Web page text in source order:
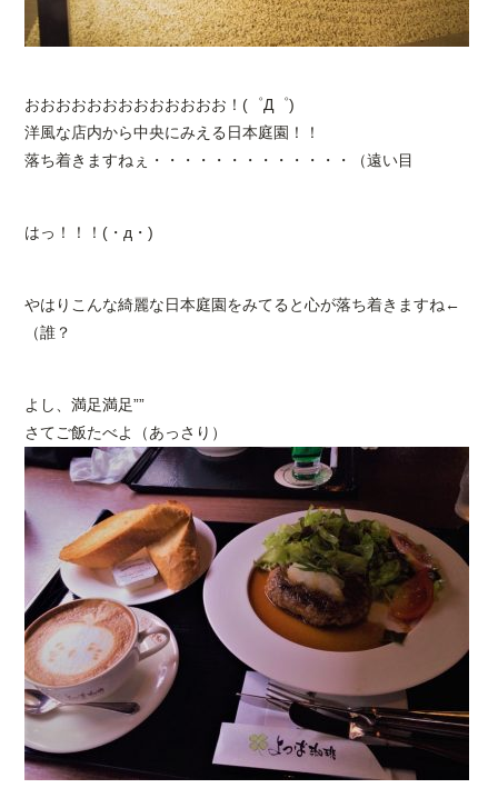
おおおおおおおおおおおおお！(゜Д゜)
洋風な店内から中央にみえる日本庭園！！
落ち着きますねぇ・・・・・・・・・・・・・（遠い目
はっ！！！(・д・)
やはりこんな綺麗な日本庭園をみてると心が落ち着きますね←
（誰？
よし、満足満足””
さてご飯たべよ（あっさり）